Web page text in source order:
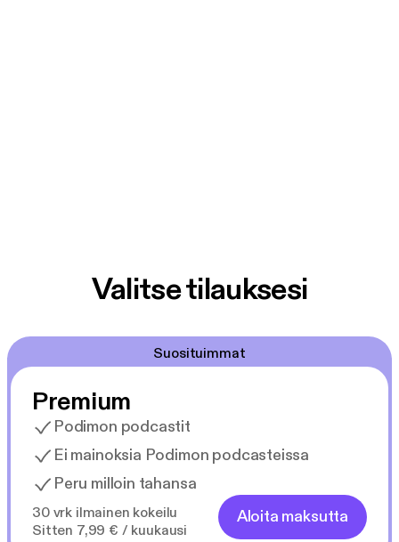
Valitse tilauksesi
Suosituimmat
Premium
Podimon podcastit
Ei mainoksia Podimon podcasteissa
Peru milloin tahansa
30 vrk ilmainen kokeilu
Sitten 7,99 € / kuukausi
Aloita maksutta